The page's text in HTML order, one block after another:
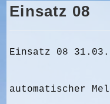
Einsatz 08
Einsatz 08
automatischer